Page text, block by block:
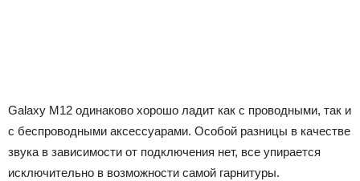
Galaxy M12 одинаково хорошо ладит как с проводными, так и
с беспроводными аксессуарами. Особой разницы в качестве
звука в зависимости от подключения нет, все упирается
исключительно в возможности самой гарнитуры.